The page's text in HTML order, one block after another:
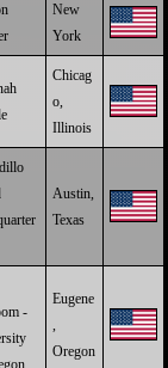
New
York
Chicag
o,
Illinois
Austin,
Texas
-
Eugene
,
Oregon